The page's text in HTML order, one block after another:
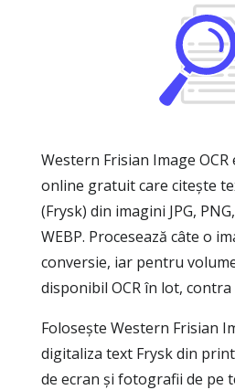
Western Frisian Image
online gratuit care citește
(Frysk) din imagini JPG,
WEBP. Procesează câte o
conversie, iar pentru
disponibil OCR în lot, contra
Folosește Western Frisian
digitaliza text Frysk din
de ecran și fotografii de pe